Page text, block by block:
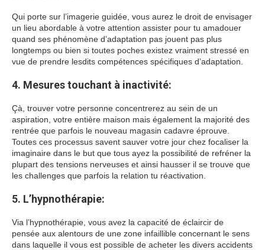
Qui porte sur l’imagerie guidée, vous aurez le droit de envisager
un lieu abordable à votre attention assister pour tu amadouer
quand ses phénomène d’adaptation pas jouent pas plus
longtemps ou bien si toutes poches existez vraiment stressé en
vue de prendre lesdits compétences spécifiques d’adaptation.
4. Mesures touchant à inactivité:
Çà, trouver votre personne concentrerez au sein de un
aspiration, votre entière maison mais également la majorité des
rentrée que parfois le nouveau magasin cadavre éprouve.
Toutes ces processus savent sauver votre jour chez focaliser la
imaginaire dans le but que tous ayez la possibilité de refréner la
plupart des tensions nerveuses et ainsi hausser il se trouve que
les challenges que parfois la relation tu réactivation.
5. L’hypnothérapie:
Via l’hypnothérapie, vous avez la capacité de éclaircir de
pensée aux alentours de une zone infaillible concernant le sens
dans laquelle il vous est possible de acheter les divers accidents